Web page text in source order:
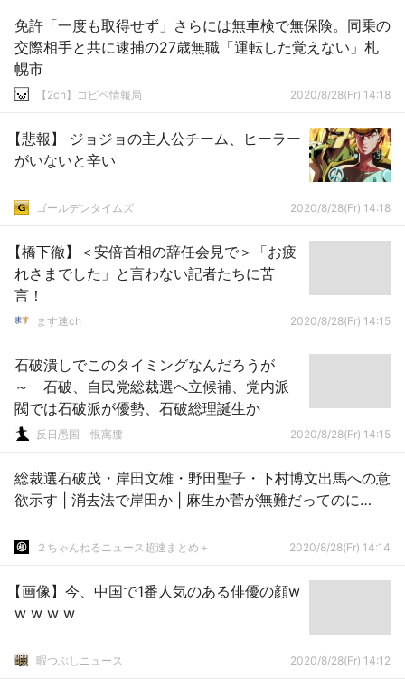
免許「一度も取得せず」さらには無車検で無保険。同乗の
交際相手と共に逮捕の27歳無職「運転した覚えない」札
幌市
【2ch】コピペ情報局 2020/8/28(Fr) 14:18
【悲報】 ジョジョの主人公チーム、ヒーラー
がいないと辛い
ゴールデンタイムズ 2020/8/28(Fr) 14:18
【橋下徹】＜安倍首相の辞任会見で＞「お疲
れさまでした」と言わない記者たちに苦
言！
ます速ch 2020/8/28(Fr) 14:15
石破潰しでこのタイミングなんだろうが
～ 石破、自民党総裁選へ立候補、党内派
閥では石破派が優勢、石破総理誕生か
反日愚国 恨寓瘻 2020/8/28(Fr) 14:15
総裁選石破茂・岸田文雄・野田聖子・下村博文出馬への意
欲示す | 消去法で岸田か | 麻生か菅が無難だってのに…
２ちゃんねるニュース超速まとめ＋ 2020/8/28(Fr) 14:14
【画像】今、中国で1番人気のある俳優の顔w
w w w w
暇つぶしニュース 2020/8/28(Fr) 14:12